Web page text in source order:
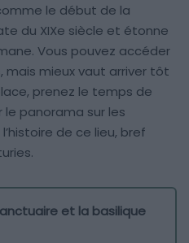
le début de la
du XIXe siècle et étonne
Vous pouvez accéder
mais mieux vaut arriver tôt
prenez le temps de
panorama sur les
de ce lieu, bref
et la basilique